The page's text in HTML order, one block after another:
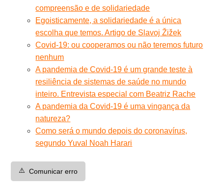
compreensão e de solidariedade
Egoisticamente, a solidariedade é a única
escolha que temos. Artigo de Slavoj Žižek
Covid-19: ou cooperamos ou não teremos futuro
nenhum
A pandemia de Covid-19 é um grande teste à
resiliência de sistemas de saúde no mundo
inteiro. Entrevista especial com Beatriz Rache
A pandemia da Covid-19 é uma vingança da
natureza?
Como será o mundo depois do coronavírus,
segundo Yuval Noah Harari
⚠️ Comunicar erro